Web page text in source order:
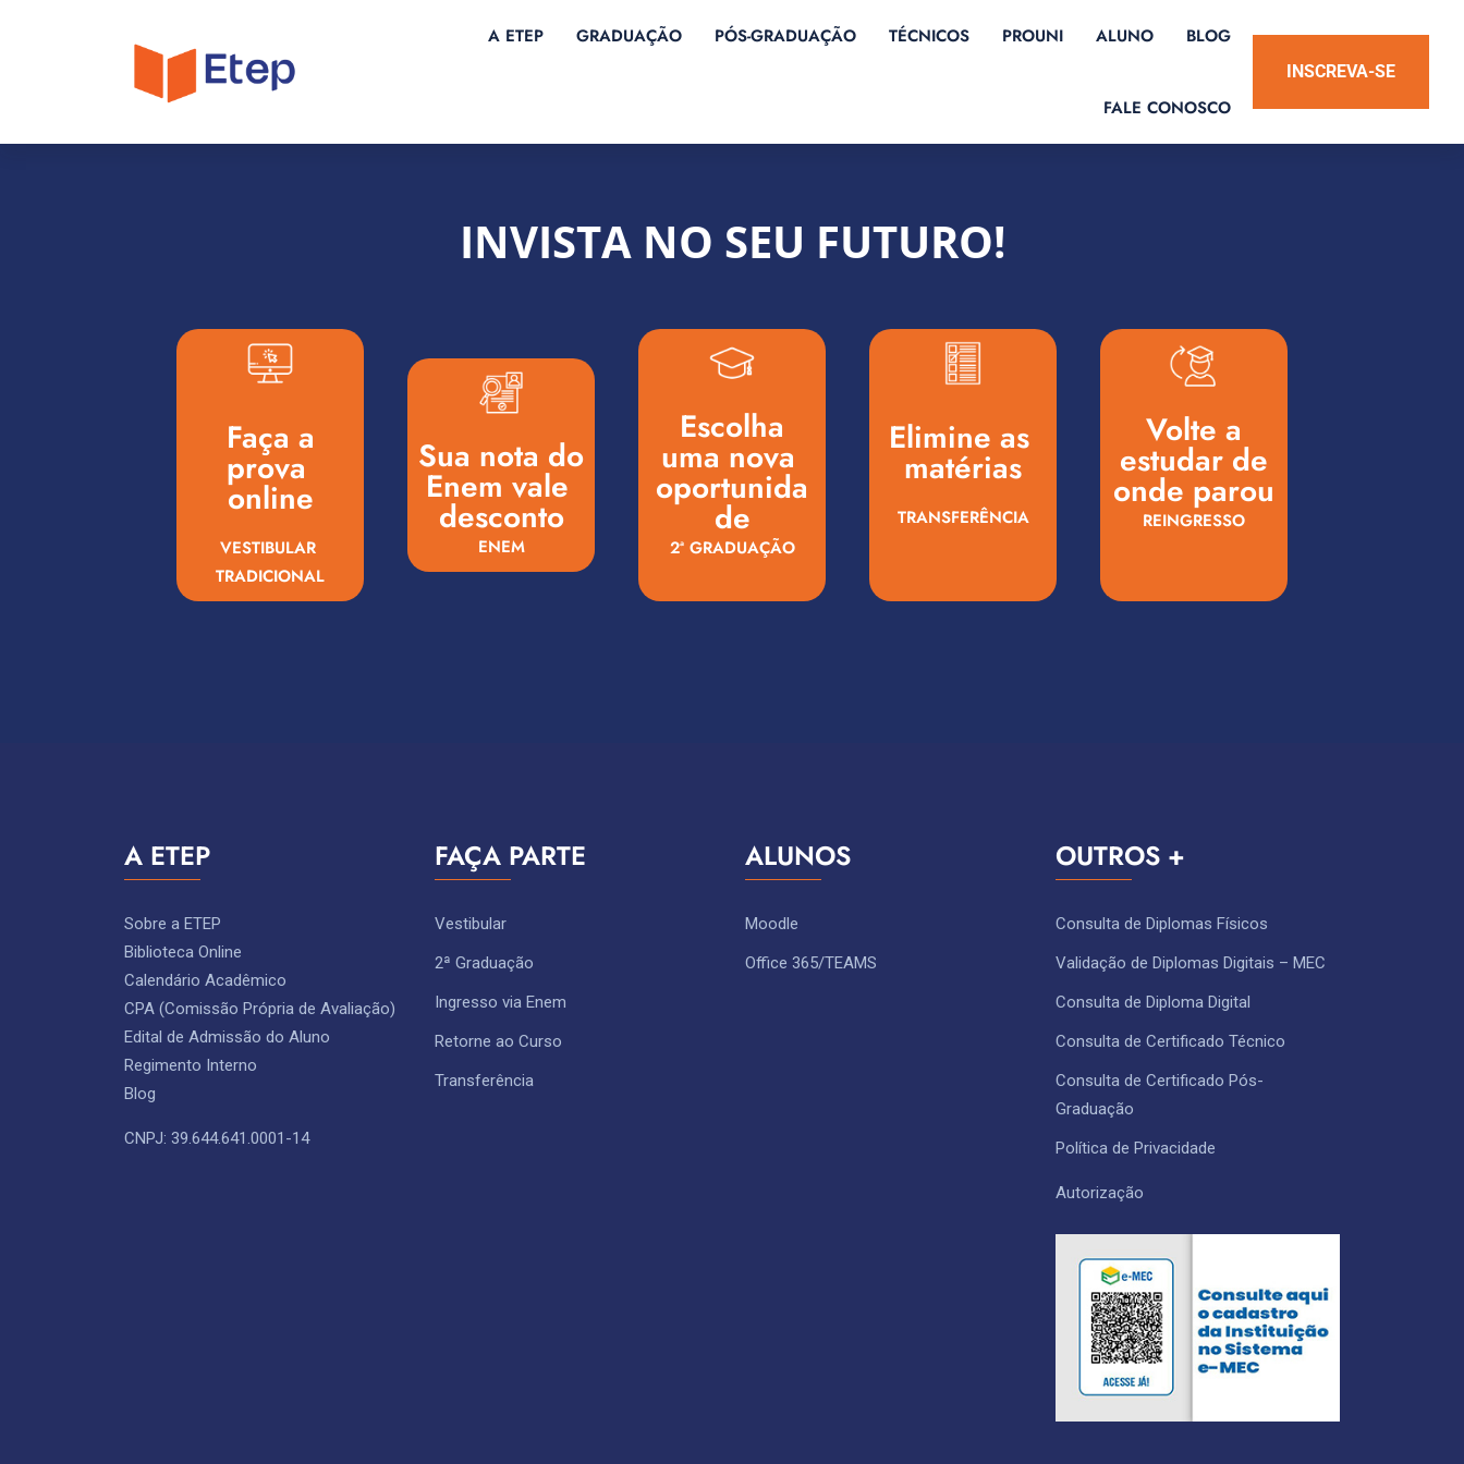
A ETEP GRADUAÇÃO PÓS-GRADUAÇÃO TÉCNICOS PROUNI ALUNO BLOG
FALE CONOSCO
INSCREVA-SE
INVISTA NO SEU FUTURO!
Faça a
prova ​
online
VESTIBULAR ​
TRADICIONAL
Sua nota ​do
Enem vale ​
desconto
ENEM
Escolha
uma ​nova ​
oportunida
de
2ª GRADUAÇÃO
Elimine as ​
matérias
TRANSFERÊNCIA
Volte a
estudar de
onde parou
REINGRESSO
A ETEP
Sobre a ETEP
Biblioteca Online
Calendário Acadêmico
CPA (Comissão Própria de Avaliação)
Edital de Admissão do Aluno
Regimento Interno
Blog
CNPJ: 39.644.641.0001-14
FAÇA PARTE
Vestibular
2ª Graduação
Ingresso via Enem
Retorne ao Curso
Transferência
ALUNOS
Moodle
Office 365/TEAMS
OUTROS +
Consulta de Diplomas Físicos
Validação de Diplomas Digitais – MEC
Consulta de Diploma Digital
Consulta de Certificado Técnico ​
Consulta de Certificado Pós-
Graduação
Política de Privacidade
Autorização